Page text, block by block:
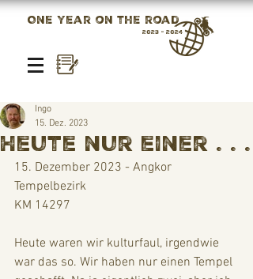
One year on the road
2023 - 2024
Heute nur einer . . .
Ingo
15. Dez. 2023
15. Dezember 2023 - Angkor
Tempelbezirk
KM 14297
Heute waren wir kulturfaul, irgendwie
war das so. Wir haben nur einen Tempel